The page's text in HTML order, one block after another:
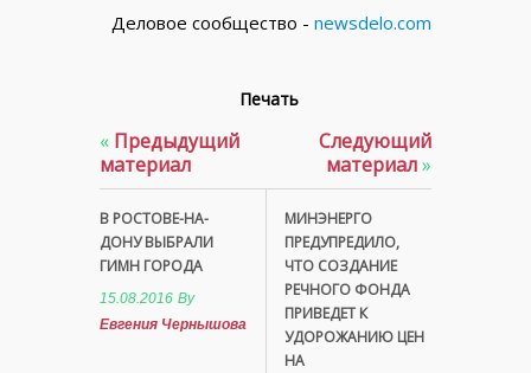
Деловое сообщество - newsdelo.com
Печать
« Предыдущий
материал
В РОСТОВЕ-НА-
ДОНУ ВЫБРАЛИ
ГИМН ГОРОДА
15.08.2016 By
Евгения Чернышова
Следующий
материал»
МИНЭНЕРГО
ПРЕДУПРЕДИЛО,
ЧТО СОЗДАНИЕ
РЕЧНОГО ФОНДА
ПРИВЕДЕТ К
УДОРОЖАНИЮ ЦЕН
НА